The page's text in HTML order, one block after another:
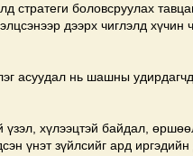
стратеги боловсруулах
дээрх чиглэлд
асуудал нь шашны
үзэл, хүлээцтэй байдал,
үнэт зүйлсийг ард